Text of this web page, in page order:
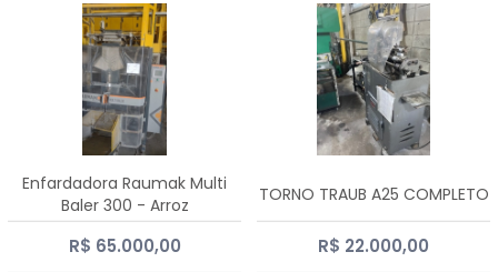
Enfardadora Raumak Multi
Baler 300 - Arroz
R$ 65.000,00
TORNO TRAUB A25 COMPLETO
R$ 22.000,00